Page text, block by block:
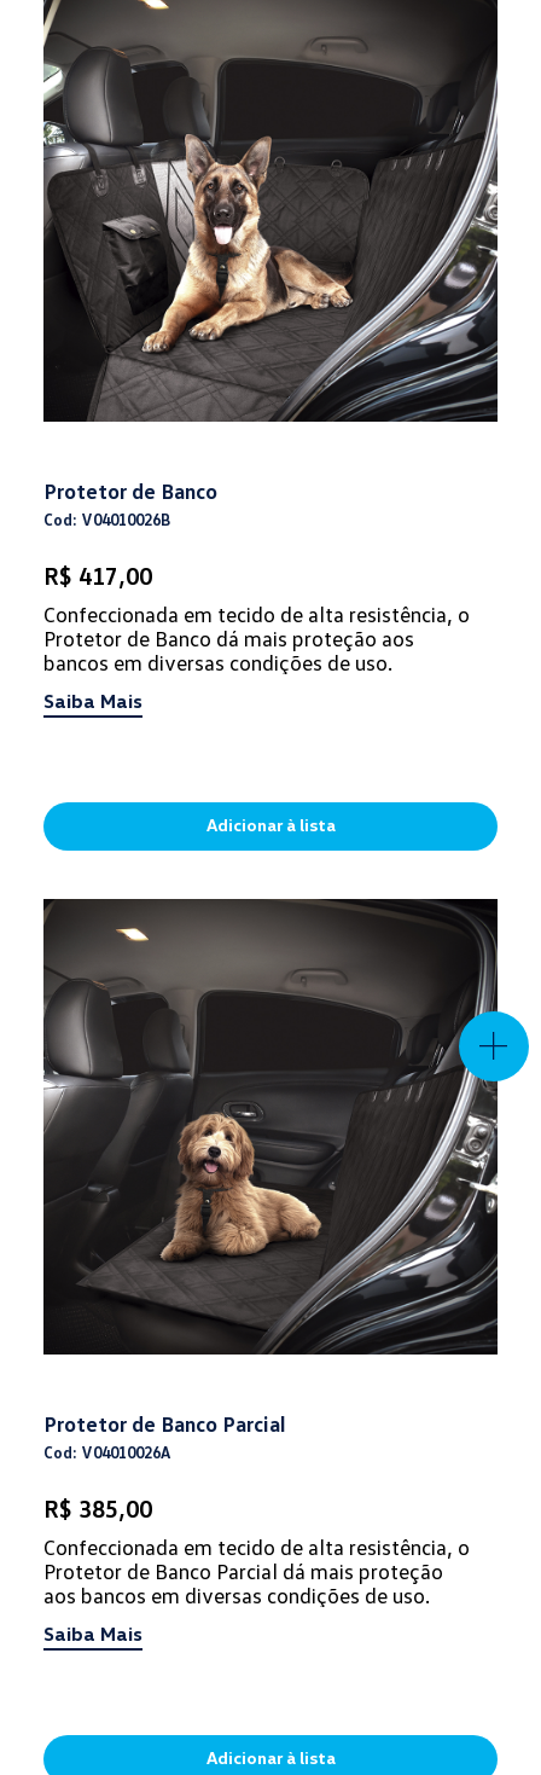
Protetor de Banco
Cod: V04010026B
R$ 417,00
Confeccionada em tecido de alta resistência, o
Protetor de Banco dá mais proteção aos
bancos em diversas condições de uso.
Saiba Mais
Adicionar à lista
Protetor de Banco Parcial
Cod: V04010026A
R$ 385,00
Confeccionada em tecido de alta resistência, o
Protetor de Banco Parcial dá mais proteção
aos bancos em diversas condições de uso.
Saiba Mais
Adicionar à lista